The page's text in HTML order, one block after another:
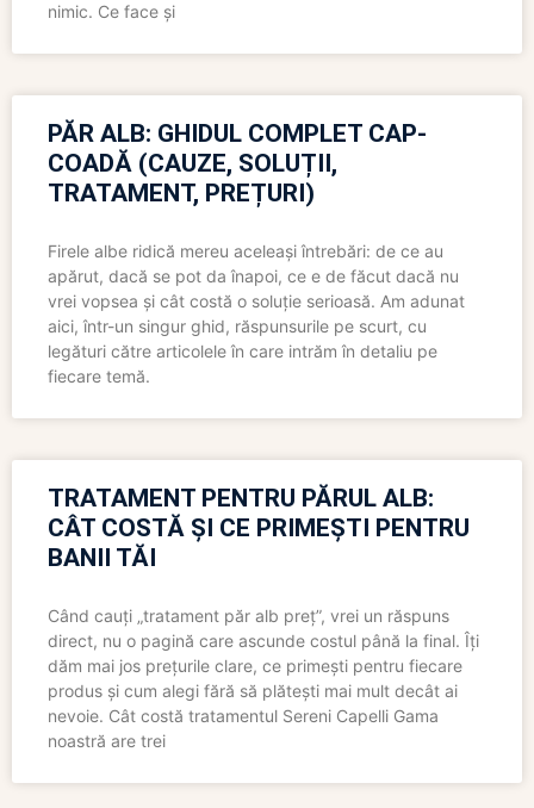
nimic. Ce face și
PĂR ALB: GHIDUL COMPLET CAP-
COADĂ (CAUZE, SOLUȚII,
TRATAMENT, PREȚURI)
Firele albe ridică mereu aceleași întrebări: de ce au
apărut, dacă se pot da înapoi, ce e de făcut dacă nu
vrei vopsea și cât costă o soluție serioasă. Am adunat
aici, într-un singur ghid, răspunsurile pe scurt, cu
legături către articolele în care intrăm în detaliu pe
fiecare temă.
TRATAMENT PENTRU PĂRUL ALB:
CÂT COSTĂ ȘI CE PRIMEȘTI PENTRU
BANII TĂI
Când cauți „tratament păr alb preț”, vrei un răspuns
direct, nu o pagină care ascunde costul până la final. Îți
dăm mai jos prețurile clare, ce primești pentru fiecare
produs și cum alegi fără să plătești mai mult decât ai
nevoie. Cât costă tratamentul Sereni Capelli Gama
noastră are trei